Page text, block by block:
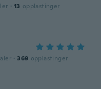
· 13 opplastinger
· 369 opplastinger